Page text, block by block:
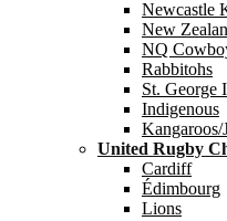
Newcastle
New
NQ
Rabbitohs
St. George
Indigenous
Kangaroos/
United Rugby
Cardiff
Édimbourg
Lions